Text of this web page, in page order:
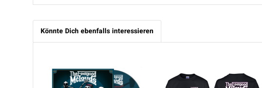
Könnte Dich ebenfalls interessieren